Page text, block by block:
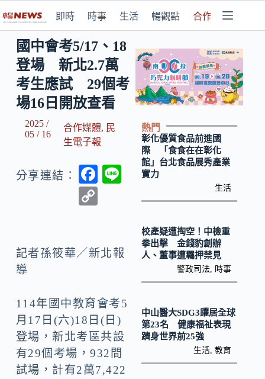
即時 時事 生活 暢觀點 合作媒體
國中會考5/17、18
登場 新北2.7萬
考生應試 29個考
場16日開放查看
2025 /
05 / 16
合作媒體, 民
生電子報
分享連結：
F
o
y
k
記者孫筱華／新北報
導
114年國中教育會考5
月17日(六)18日(日)
登場，新北考區共設
有29個考場，932間
試場，計有2萬7,422
熱門
彰化優質食品前進國
際 「食食在在彰化
館」台北食品展秀產業
實力
生活
校產疑遭掏空！中檢重
拳出擊 金錢豹創辦
人、董事遭羈押禁見
警政司法 時事
中山醫大SDG3躍居全球
第23名 健康福祉表現
躋身世界前25強
生活 ,教育